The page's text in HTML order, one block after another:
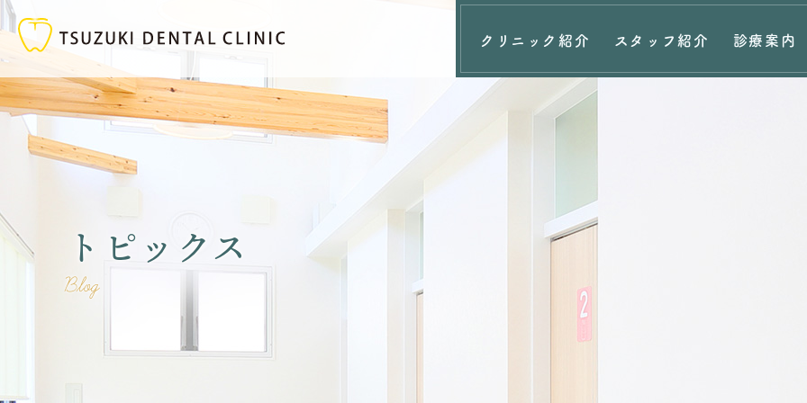
クリニック紹介 スタッフ紹介 診療案内
トピックス
Blog